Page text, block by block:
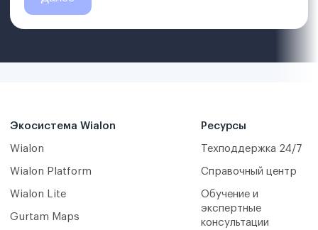
Экосистема Wialon
Wialon
Wialon Platform
Wialon Lite
Gurtam Maps
Ресурсы
Техподдержка 24/7
Справочный центр
Обучение и
экспертные
консультации